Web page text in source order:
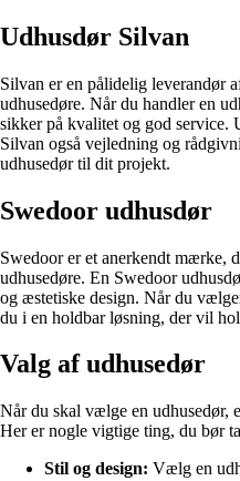
Udhusdør Silvan
Silvan er en pålidelig leverandør
udhusedøre. Når du handler en
sikker på kvalitet og god service.
Silvan også vejledning og
udhusedør til dit projekt.
Swedoor udhusdør
Swedoor er et anerkendt mærke,
udhusedøre. En Swedoor
og æstetiske design. Når du
du i en holdbar løsning, der vil
Valg af udhusedør
Når du skal vælge en udhusedør,
Her er nogle vigtige ting, du bør
Stil og design: Vælg en